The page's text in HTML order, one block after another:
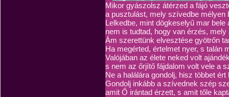
Mikor gyászolsz átérzed a fájó
a pusztulást, mely szívedbe mélyen
Lelkedbe, mint dögkeselyű mar bele
nem is tudtad, hogy van érzés, mely
Ám szerettünk elvesztése gyötrőn
Ha megérted, értelmet nyer, s talán
Valójában az élete neked volt
s nem az őrjítő fájdalom volt vele a
Ne a halálára gondolj, hisz többet ért
Gondolj inkább a szívednek szép
amit Ő irántad érzett, s amit tőle